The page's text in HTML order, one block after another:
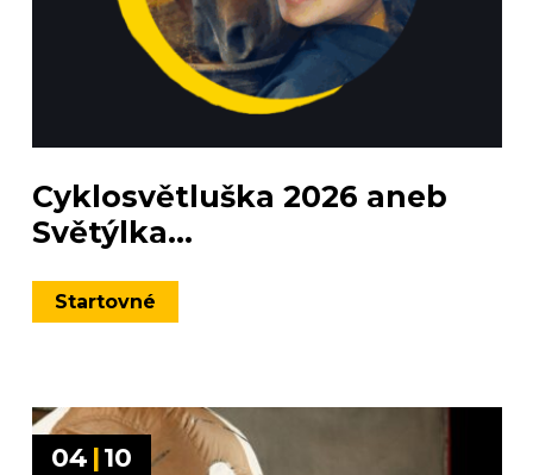
Cyklosvětluška 2026 aneb
Světýlka...
Startovné
04 |10